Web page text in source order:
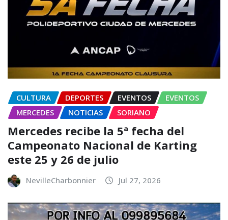
CULTURA DEPORTES EVENTOS
EVENTOS
MERCEDES
NOTICIAS SORIANO
Mercedes recibe la 5ª fecha del
Campeonato Nacional de Karting
este 25 y 26 de julio
NevilleCharbonnier Jul 27, 2026